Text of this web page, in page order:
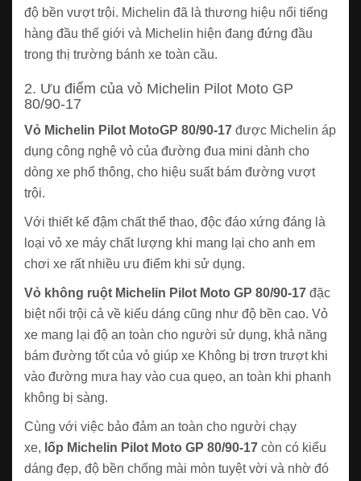
độ bền vượt trội. Michelin đã là thương hiệu nổi tiếng
hàng đầu thế giới và Michelin hiện đang đứng đầu
trong thị trường bánh xe toàn cầu.
2. Ưu điểm của vỏ Michelin Pilot Moto GP
80/90-17
Vỏ Michelin Pilot MotoGP 80/90-17 được Michelin áp
dụng công nghệ vỏ của đường đua mini dành cho
dòng xe phổ thông, cho hiệu suất bám đường vượt
trội.
Với thiết kế đậm chất thể thao, độc đáo xứng đáng là
loại vỏ xe máy chất lượng khi mang lại cho anh em
chơi xe rất nhiều ưu điểm khi sử dụng.
Vỏ không ruột Michelin Pilot Moto GP 80/90-17 đặc
biệt nổi trội cả về kiểu dáng cũng như độ bền cao. Vỏ
xe mang lại độ an toàn cho người sử dụng, khả năng
bám đường tốt của vỏ giúp xe Không bị trơn trượt khi
vào đường mưa hay vào cua quẹo, an toàn khi phanh
không bị sàng.
Cùng với việc bảo đảm an toàn cho người chạy
xe, lốp Michelin Pilot Moto GP 80/90-17 còn có kiểu
dáng đẹp, độ bền chống mài mòn tuyệt vời và nhờ đó